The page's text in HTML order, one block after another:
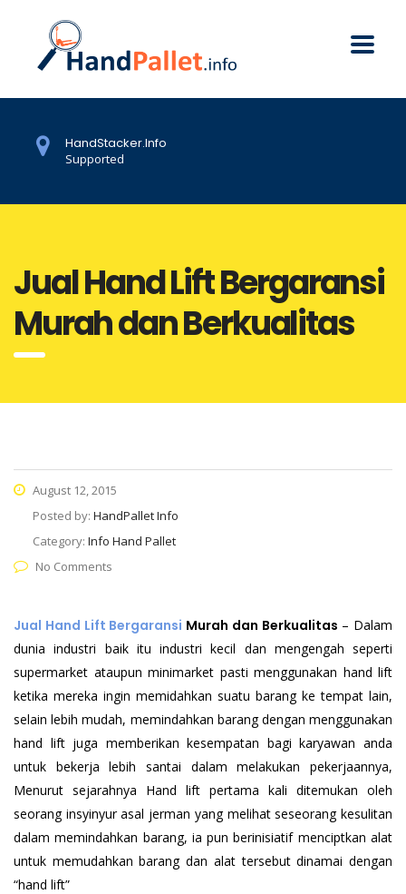
HandStacker.Info
Supported
Jual Hand Lift Bergaransi
Murah dan Berkualitas
August 12, 2015
Posted by: HandPallet Info
Category: Info Hand Pallet
No Comments
Jual Hand Lift Bergaransi Murah dan Berkualitas – Dalam
dunia industri baik itu industri kecil dan mengengah seperti
supermarket ataupun minimarket pasti menggunakan hand lift
ketika mereka ingin memidahkan suatu barang ke tempat lain,
selain lebih mudah, memindahkan barang dengan menggunakan
hand lift juga memberikan kesempatan bagi karyawan anda
untuk bekerja lebih santai dalam melakukan pekerjaannya,
Menurut sejarahnya Hand lift pertama kali ditemukan oleh
seorang insyinyur asal jerman yang melihat seseorang kesulitan
dalam memindahkan barang, ia pun berinisiatif menciptkan alat
untuk memudahkan barang dan alat tersebut dinamai dengan
“hand lift”